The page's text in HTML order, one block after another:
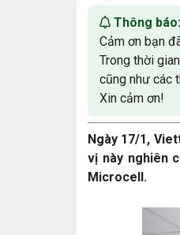
Thông báo:
Cảm ơn bạn
Trong thời
cũng như các
Xin cảm ơn!
Ngày 17/1,
vị này nghiên
Microcell.